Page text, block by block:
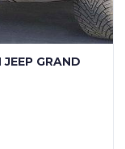
GRAND